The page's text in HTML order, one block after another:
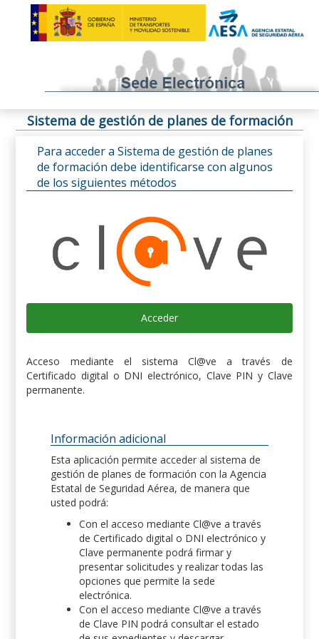
Sistema de gestión de planes de formación
Para acceder a Sistema de gestión de planes
de formación debe identificarse con algunos
de los siguientes métodos
Acceder
Acceso mediante el sistema Cl@ve a través de
Certificado digital o DNI electrónico, Clave PIN y Clave
permanente.
Información adicional
Esta aplicación permite acceder al sistema de
gestión de planes de formación con la Agencia
Estatal de Seguridad Aérea, de manera que
usted podrá:
Con el acceso mediante Cl@ve a través
de Certificado digital o DNI electrónico y
Clave permanente podrá firmar y
presentar solicitudes y realizar todas las
opciones que permite la sede
electrónica.
Con el acceso mediante Cl@ve a través
de Clave PIN podrá consultar el estado